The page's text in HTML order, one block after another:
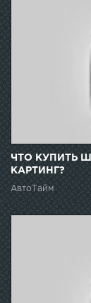
ЧТО КУПИТЬ
КАРТИНГ?
АвтоТайм